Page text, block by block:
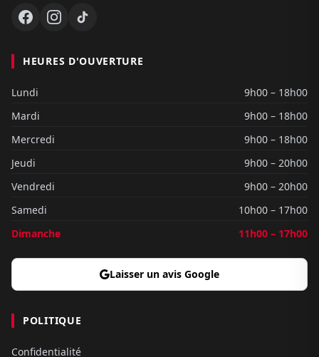
HEURES D'OUVERTURE
Lundi
9h00 – 18h00
Mardi
9h00 – 18h00
Mercredi
9h00 – 18h00
Jeudi
9h00 – 20h00
Vendredi
9h00 – 20h00
Samedi
10h00 – 17h00
Dimanche
11h00 – 17h00
Laisser un avis Google
POLITIQUE
Confidentialité